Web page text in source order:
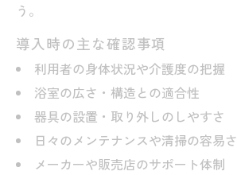
う。
導入時の主な確認事項
利用者の身体状況や介護度の把握
浴室の広さ・構造との適合性
器具の設置・取り外しのしやすさ
日々のメンテナンスや清掃の容易さ
メーカーや販売店のサポート体制